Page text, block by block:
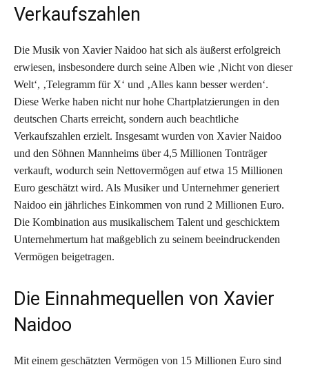
Verkaufszahlen
Die Musik von Xavier Naidoo hat sich als äußerst erfolgreich
erwiesen, insbesondere durch seine Alben wie ‚Nicht von dieser
Welt‘, ‚Telegramm für X‘ und ‚Alles kann besser werden‘.
Diese Werke haben nicht nur hohe Chartplatzierungen in den
deutschen Charts erreicht, sondern auch beachtliche
Verkaufszahlen erzielt. Insgesamt wurden von Xavier Naidoo
und den Söhnen Mannheims über 4,5 Millionen Tonträger
verkauft, wodurch sein Nettovermögen auf etwa 15 Millionen
Euro geschätzt wird. Als Musiker und Unternehmer generiert
Naidoo ein jährliches Einkommen von rund 2 Millionen Euro.
Die Kombination aus musikalischem Talent und geschicktem
Unternehmertum hat maßgeblich zu seinem beeindruckenden
Vermögen beigetragen.
Die Einnahmequellen von Xavier
Naidoo
Mit einem geschätzten Vermögen von 15 Millionen Euro sind